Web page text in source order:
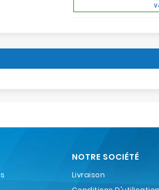
NOTRE SOCIÉTÉ
Livraison